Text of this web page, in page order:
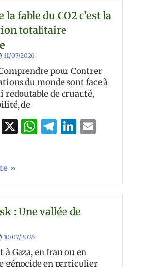
la fable du CO2 c’est la
totalitaire
11/07/2026
pour Contrer
du monde sont face à
redoutable de cruauté,
de
Facebook
X WhatsApp
Telegram
LinkedIn
»
: Une vallée de
10/07/2026
à Gaza, en Iran ou en
génocide en particulier